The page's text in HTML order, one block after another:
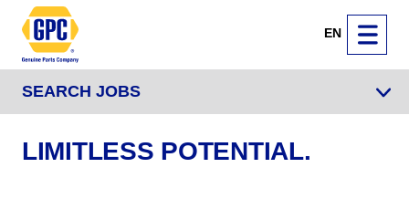
EN
SEARCH JOBS
LIMITLESS POTENTIAL.